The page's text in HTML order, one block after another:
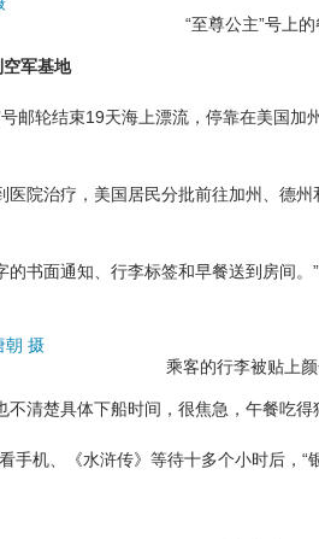
“至尊公主”号上
军基地
轮结束19天海上漂流，停靠在美国加
院治疗，美国居民分批前往加州、德州
书面通知、行李标签和早餐送到房间。
乘客的行李被贴上
楚具体下船时间，很焦急，午餐吃得
机、《水浒传》等待十多个小时后，“